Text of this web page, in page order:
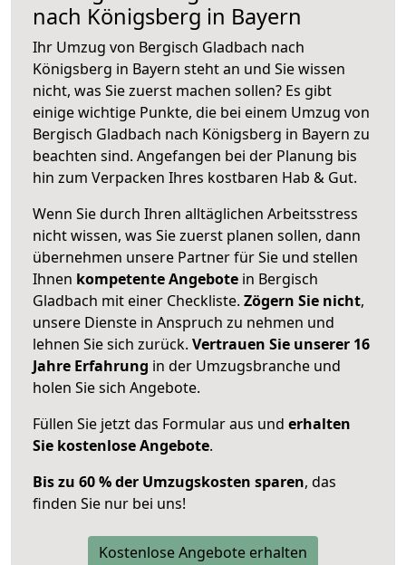
nach Königsberg in Bayern
Ihr Umzug von Bergisch Gladbach nach
Königsberg in Bayern steht an und Sie wissen
nicht, was Sie zuerst machen sollen? Es gibt
einige wichtige Punkte, die bei einem Umzug von
Bergisch Gladbach nach Königsberg in Bayern zu
beachten sind. Angefangen bei der Planung bis
hin zum Verpacken Ihres kostbaren Hab & Gut.
Wenn Sie durch Ihren alltäglichen Arbeitsstress
nicht wissen, was Sie zuerst planen sollen, dann
übernehmen unsere Partner für Sie und stellen
Ihnen kompetente Angebote in Bergisch
Gladbach mit einer Checkliste. Zögern Sie nicht,
unsere Dienste in Anspruch zu nehmen und
lehnen Sie sich zurück. Vertrauen Sie unserer 16
Jahre Erfahrung in der Umzugsbranche und
holen Sie sich Angebote.
Füllen Sie jetzt das Formular aus und erhalten
Sie kostenlose Angebote.
Bis zu 60 % der Umzugskosten sparen, das
finden Sie nur bei uns!
Kostenlose Angebote erhalten